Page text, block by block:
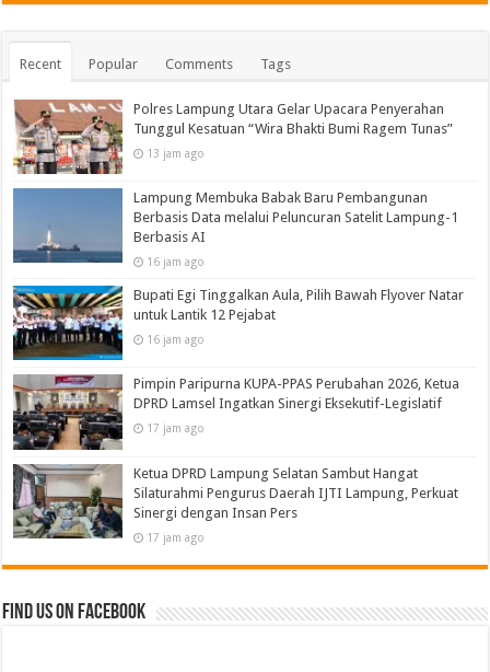
Recent Popular Comments Tags
Polres Lampung Utara Gelar Upacara Penyerahan
Tunggul Kesatuan “Wira Bhakti Bumi Ragem Tunas”
13 jam ago
Lampung Membuka Babak Baru Pembangunan
Berbasis Data melalui Peluncuran Satelit Lampung-1
Berbasis AI
16 jam ago
Bupati Egi Tinggalkan Aula, Pilih Bawah Flyover Natar
untuk Lantik 12 Pejabat
16 jam ago
Pimpin Paripurna KUPA-PPAS Perubahan 2026, Ketua
DPRD Lamsel Ingatkan Sinergi Eksekutif-Legislatif
17 jam ago
Ketua DPRD Lampung Selatan Sambut Hangat
Silaturahmi Pengurus Daerah IJTI Lampung, Perkuat
Sinergi dengan Insan Pers
17 jam ago
Find us on Facebook